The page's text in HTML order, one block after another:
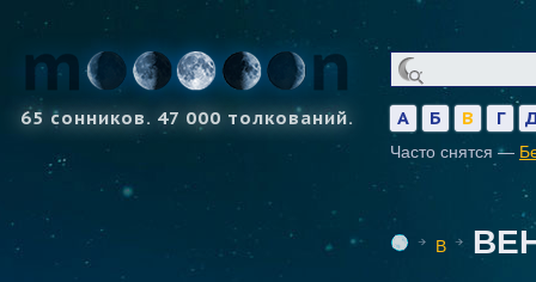
65 сонников. 47 000 толкований. А Б В Г
Часто снятся —
В